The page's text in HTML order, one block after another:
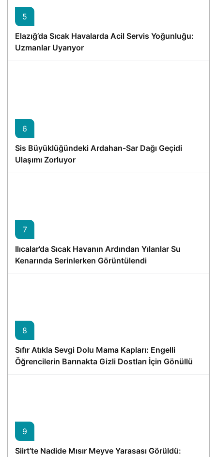
5
Elazığ’da Sıcak Havalarda Acil Servis Yoğunluğu:
Uzmanlar Uyarıyor
6
Sis Büyüklüğündeki Ardahan-Sar Dağı Geçidi
Ulaşımı Zorluyor
7
Ilıcalar’da Sıcak Havanın Ardından Yılanlar Su
Kenarında Serinlerken Görüntülendi
8
Sıfır Atıkla Sevgi Dolu Mama Kapları: Engelli
Öğrencilerin Barınakta Gizli Dostları İçin Gönüllü
Proje
9
Siirt’te Nadide Mısır Meyve Yarasası Görüldü: